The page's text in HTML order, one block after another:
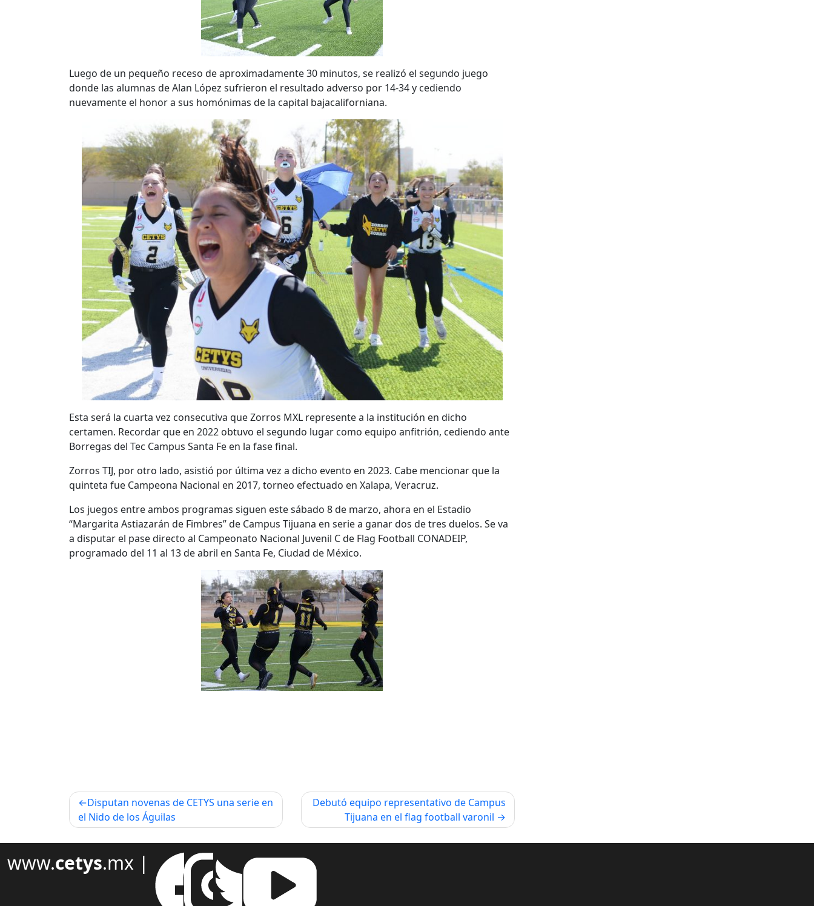
Luego de un pequeño receso de aproximadamente 30 minutos, se realizó el segundo juego
donde las alumnas de Alan López sufrieron el resultado adverso por 14-34 y cediendo
nuevamente el honor a sus homónimas de la capital bajacaliforniana.
Esta será la cuarta vez consecutiva que Zorros MXL represente a la institución en dicho
certamen. Recordar que en 2022 obtuvo el segundo lugar como equipo anfitrión, cediendo ante
Borregas del Tec Campus Santa Fe en la fase final.
Zorros TIJ, por otro lado, asistió por última vez a dicho evento en 2023. Cabe mencionar que la
quinteta fue Campeona Nacional en 2017, torneo efectuado en Xalapa, Veracruz.
Los juegos entre ambos programas siguen este sábado 8 de marzo, ahora en el Estadio
“Margarita Astiazarán de Fimbres” de Campus Tijuana en serie a ganar dos de tres duelos. Se va
a disputar el pase directo al Campeonato Nacional Juvenil C de Flag Football CONADEIP,
programado del 11 al 13 de abril en Santa Fe, Ciudad de México.
Navegación
de
entradas
Disputan novenas de CETYS una serie en
el Nido de los Águilas
Debutó equipo representativo de Campus
Tijuana en el flag football varonil
www.cetys.mx |